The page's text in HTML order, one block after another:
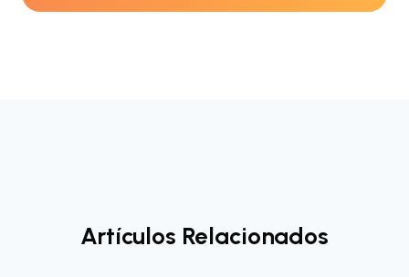
Artículos Relacionados